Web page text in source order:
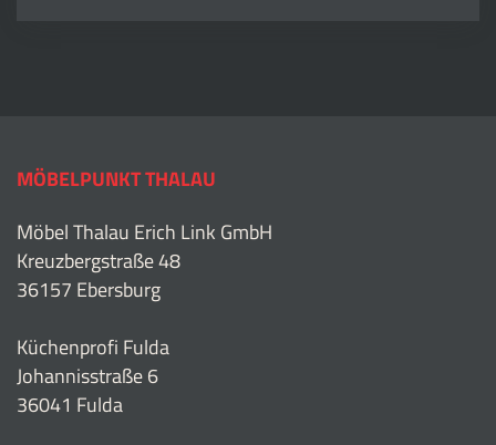
MÖBELPUNKT THALAU
Möbel Thalau Erich Link GmbH
Kreuzbergstraße 48
36157 Ebersburg
Küchenprofi Fulda
Johannisstraße 6
36041 Fulda